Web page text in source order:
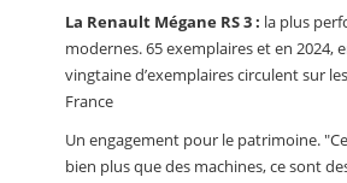
La Renault Mégane RS 3 : la plus
modernes. 65 exemplaires et en 2024,
vingtaine d’exemplaires circulent sur
France
Un engagement pour le patrimoine.
bien plus que des machines, ce sont